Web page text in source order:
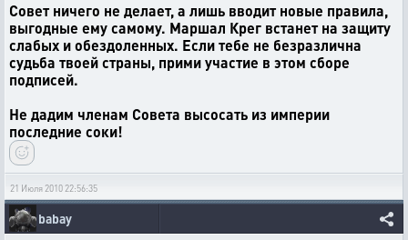
Совет ничего не делает, а лишь вводит новые правила,
выгодные ему самому. Маршал Крег встанет на защиту
слабых и обездоленных. Если тебе не безразлична
судьба твоей страны, прими участие в этом сборе
подписей.
Не дадим членам Совета высосать из империи
последние соки!
21 Июля 2010 22:56:35
babay